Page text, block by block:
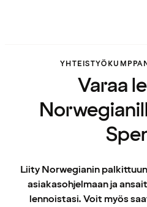
Varaa
Liity Norwegianin
asiakasohjelmaan ja
lennoistasi. Voit myös